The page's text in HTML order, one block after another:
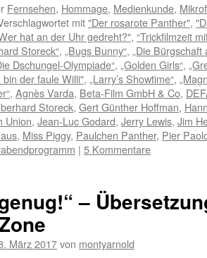
Fernsehen, Hommage, Medienkunde,
mit"Der rosarote Panther",
hat an der Uhr gedreht?", “Trickfilmzeit
Storeck“, „Bugs Bunny“, „Die
Dschungel-Olympiade“, „Golden Girls“,
bin der faule Willi", „Larry’s Showtime“,
, Agnès Varda, Beta-Film GmbH & Co,
Storeck, Gert Günther Hoffman,
Union, Jean-Luc Godard, Jerry Lewis, Jim
, Miss Piggy, Paulchen Panther, Pier
| 5 Kommentare
–
März 2017von montyarnold